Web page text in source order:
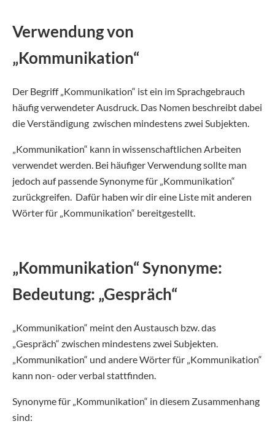
Verwendung von
„Kommunikation“
Der Begriff „Kommunikation“ ist ein im Sprachgebrauch
häufig verwendeter Ausdruck. Das Nomen beschreibt dabei
die Verständigung zwischen mindestens zwei Subjekten.
„Kommunikation“ kann in wissenschaftlichen Arbeiten
verwendet werden. Bei häufiger Verwendung sollte man
jedoch auf passende Synonyme für „Kommunikation“
zurückgreifen. Dafür haben wir dir eine Liste mit anderen
Wörter für „Kommunikation“ bereitgestellt.
„Kommunikation“ Synonyme:
Bedeutung: „Gespräch“
„Kommunikation“ meint den Austausch bzw. das
„Gespräch“ zwischen mindestens zwei Subjekten.
„Kommunikation“ und andere Wörter für „Kommunikation“
kann non- oder verbal stattfinden.
Synonyme für „Kommunikation“ in diesem Zusammenhang
sind: